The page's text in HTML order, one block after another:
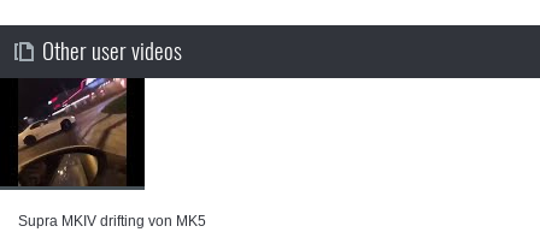
Other user videos
Supra MKIV drifting von MK5